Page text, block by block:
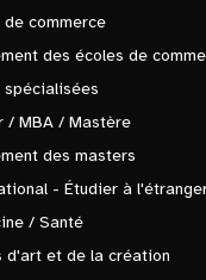
de commerce
des écoles de
spécialisées
/ MBA / Mastère
des masters
- Étudier à
/ Santé
d'art et de la création